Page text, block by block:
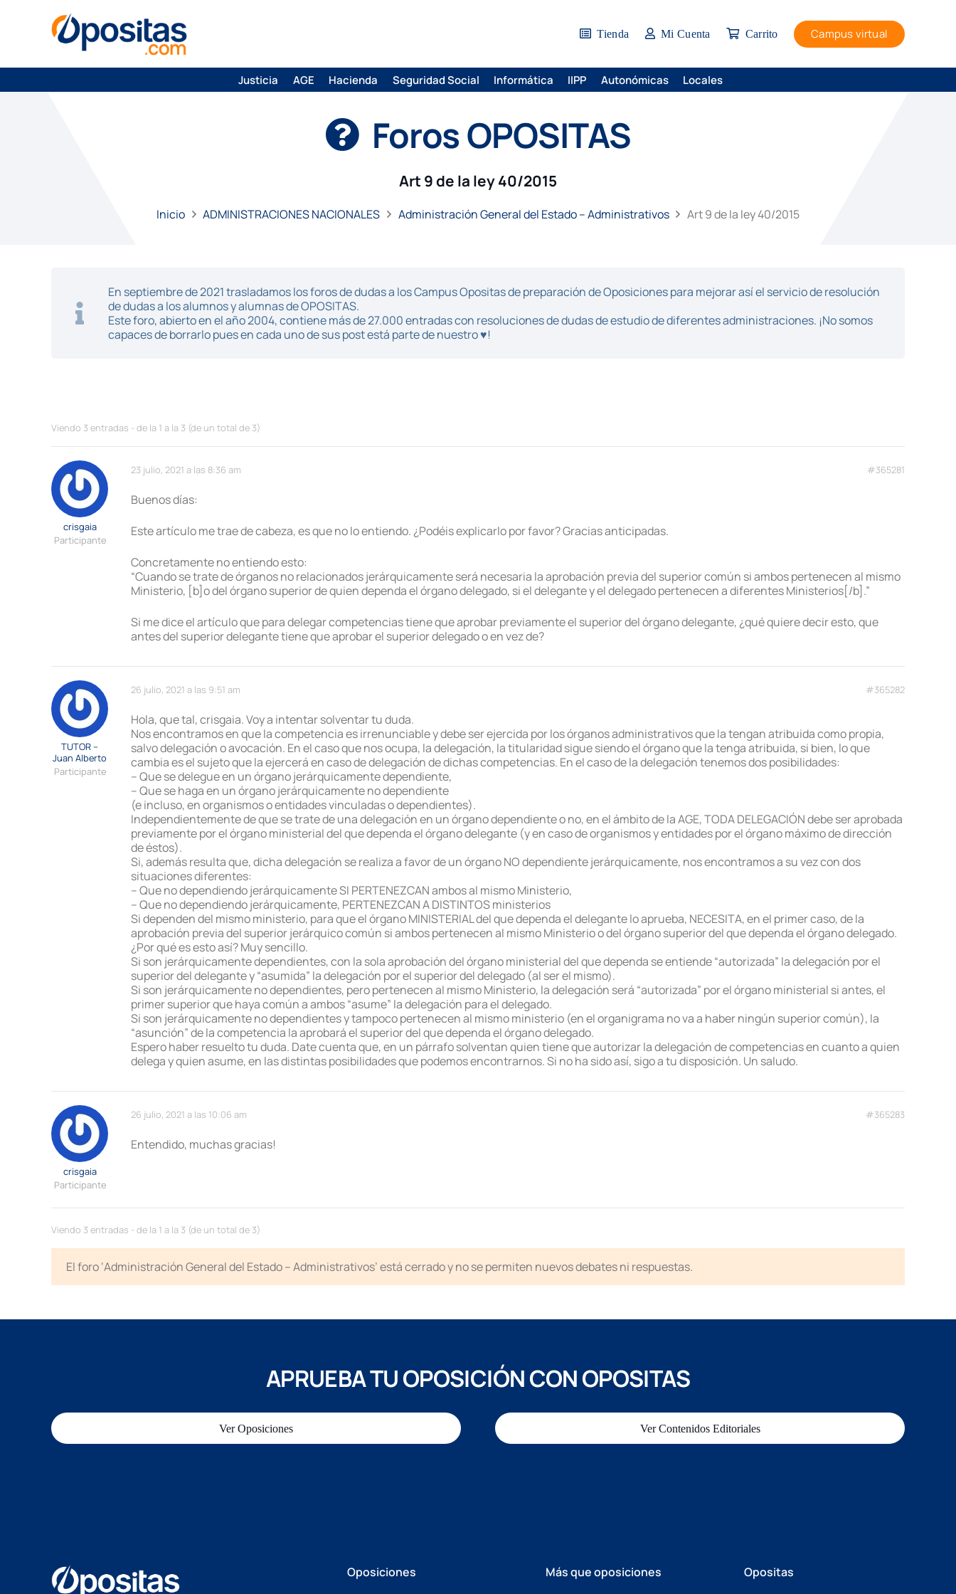
Tienda Mi Cuenta Carrito Campus virtual
Justicia AGE Hacienda Seguridad Social Informática IIPP Autonómicas Locales
Foros OPOSITAS
Art 9 de la ley 40/2015
Inicio ADMINISTRACIONES NACIONALES Administración General del Estado – Administrativos Art 9 de la ley 40/2015
En septiembre de 2021 trasladamos los foros de dudas a los Campus Opositas de preparación de Oposiciones para mejorar así el servicio de resolución
de dudas a los alumnos y alumnas de OPOSITAS.
Este foro, abierto en el año 2004, contiene más de 27.000 entradas con resoluciones de dudas de estudio de diferentes administraciones. ¡No somos
capaces de borrarlo pues en cada uno de sus post está parte de nuestro ♥!
Viendo 3 entradas - de la 1 a la 3 (de un total de 3)
23 julio, 2021 a las 8:36 am #365281
crisgaia
Participante
Buenos días:
Este artículo me trae de cabeza, es que no lo entiendo. ¿Podéis explicarlo por favor? Gracias anticipadas.
Concretamente no entiendo esto:
“Cuando se trate de órganos no relacionados jerárquicamente será necesaria la aprobación previa del superior común si ambos pertenecen al mismo
Ministerio, [b]o del órgano superior de quien dependa el órgano delegado, si el delegante y el delegado pertenecen a diferentes Ministerios[/b].”
Si me dice el artículo que para delegar competencias tiene que aprobar previamente el superior del órgano delegante, ¿qué quiere decir esto, que
antes del superior delegante tiene que aprobar el superior delegado o en vez de?
26 julio, 2021 a las 9:51 am #365282
TUTOR –
Juan Alberto
Participante
Hola, que tal, crisgaia. Voy a intentar solventar tu duda.
Nos encontramos en que la competencia es irrenunciable y debe ser ejercida por los órganos administrativos que la tengan atribuida como propia,
salvo delegación o avocación. En el caso que nos ocupa, la delegación, la titularidad sigue siendo el órgano que la tenga atribuida, si bien, lo que
cambia es el sujeto que la ejercerá en caso de delegación de dichas competencias. En el caso de la delegación tenemos dos posibilidades:
– Que se delegue en un órgano jerárquicamente dependiente,
– Que se haga en un órgano jerárquicamente no dependiente
(e incluso, en organismos o entidades vinculadas o dependientes).
Independientemente de que se trate de una delegación en un órgano dependiente o no, en el ámbito de la AGE, TODA DELEGACIÓN debe ser aprobada
previamente por el órgano ministerial del que dependa el órgano delegante (y en caso de organismos y entidades por el órgano máximo de dirección
de éstos).
Si, además resulta que, dicha delegación se realiza a favor de un órgano NO dependiente jerárquicamente, nos encontramos a su vez con dos
situaciones diferentes:
– Que no dependiendo jerárquicamente SI PERTENEZCAN ambos al mismo Ministerio,
– Que no dependiendo jerárquicamente, PERTENEZCAN A DISTINTOS ministerios
Si dependen del mismo ministerio, para que el órgano MINISTERIAL del que dependa el delegante lo aprueba, NECESITA, en el primer caso, de la
aprobación previa del superior jerárquico común si ambos pertenecen al mismo Ministerio o del órgano superior del que dependa el órgano delegado.
¿Por qué es esto así? Muy sencillo.
Si son jerárquicamente dependientes, con la sola aprobación del órgano ministerial del que dependa se entiende “autorizada” la delegación por el
superior del delegante y “asumida” la delegación por el superior del delegado (al ser el mismo).
Si son jerárquicamente no dependientes, pero pertenecen al mismo Ministerio, la delegación será “autorizada” por el órgano ministerial si antes, el
primer superior que haya común a ambos “asume” la delegación para el delegado.
Si son jerárquicamente no dependientes y tampoco pertenecen al mismo ministerio (en el organigrama no va a haber ningún superior común), la
“asunción” de la competencia la aprobará el superior del que dependa el órgano delegado.
Espero haber resuelto tu duda. Date cuenta que, en un párrafo solventan quien tiene que autorizar la delegación de competencias en cuanto a quien
delega y quien asume, en las distintas posibilidades que podemos encontrarnos. Si no ha sido así, sigo a tu disposición. Un saludo.
26 julio, 2021 a las 10:06 am #365283
crisgaia
Participante
Entendido, muchas gracias!
Viendo 3 entradas - de la 1 a la 3 (de un total de 3)
El foro ‘Administración General del Estado – Administrativos’ está cerrado y no se permiten nuevos debates ni respuestas.
APRUEBA TU OPOSICIÓN CON OPOSITAS
Ver Oposiciones Ver Contenidos Editoriales
Oposiciones Más que oposiciones Opositas